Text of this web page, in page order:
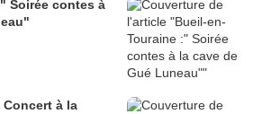
Soirée contes à
à la